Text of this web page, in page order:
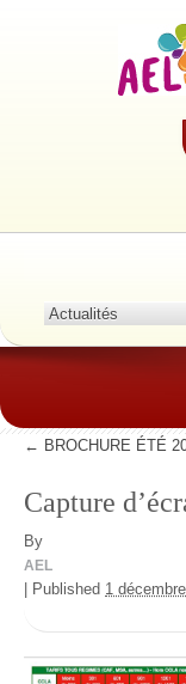
← BROCHURE ÉTÉ
Capture
By
AEL
Published 1